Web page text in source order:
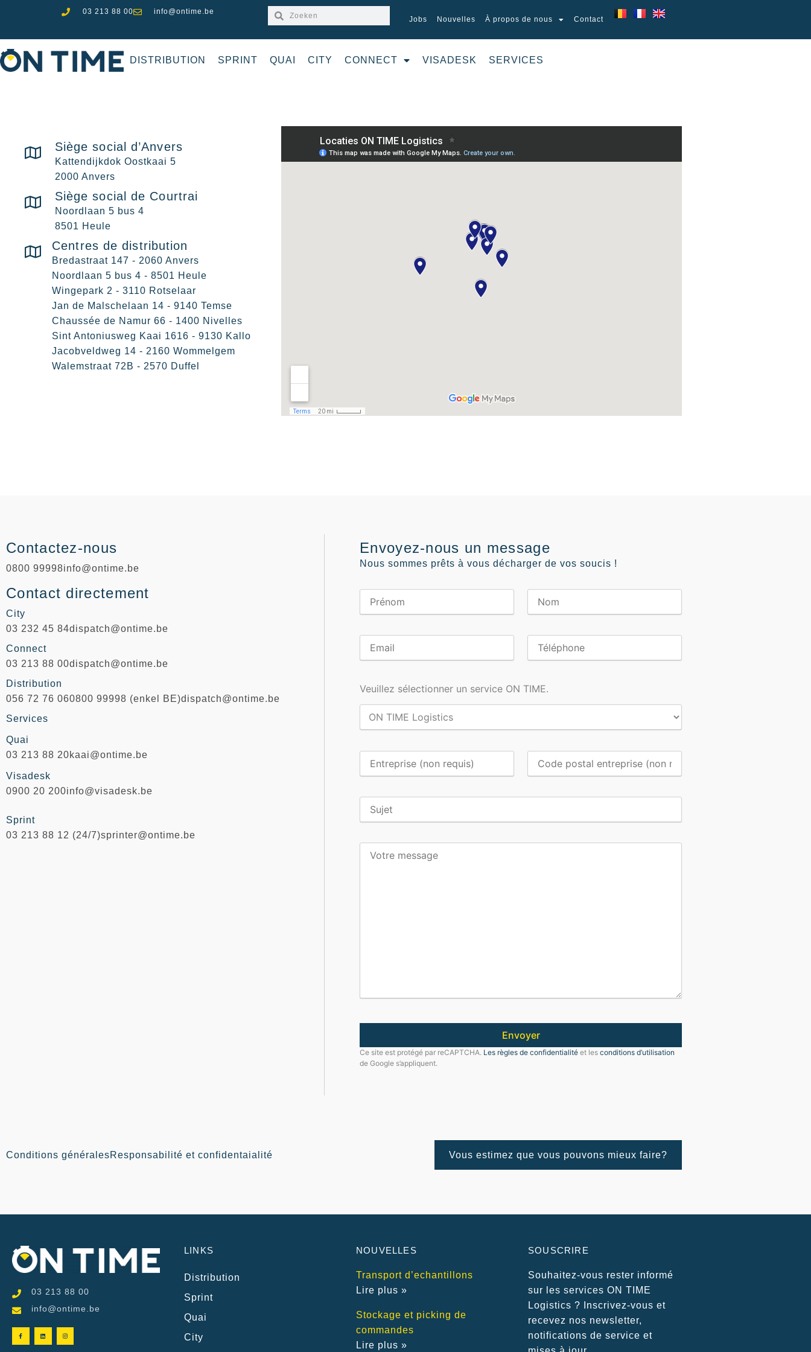
03 213 88 00
info@ontime.be
Jobs
Nouvelles À propos de nous Contact
DISTRIBUTION SPRINT QUAI CITY CONNECT VISADESK SERVICES
Siège social d’Anvers
Kattendijkdok Oostkaai 5
2000 Anvers
Siège social de Courtrai
Noordlaan 5 bus 4
8501 Heule
Centres de distribution
Bredastraat 147 - 2060 Anvers
Noordlaan 5 bus 4 - 8501 Heule
Wingepark 2 - 3110 Rotselaar
Jan de Malschelaan 14 - 9140 Temse
Chaussée de Namur 66 - 1400 Nivelles​
Sint Antoniusweg Kaai 1616 - 9130 Kallo
Jacobveldweg 14 - 2160 Wommelgem
Walemstraat 72B - 2570 Duffel
Contactez-nous
0800 99998info@ontime.be
Contact directement
City
03 232 45 84dispatch@ontime.be
Connect
03 213 88 00dispatch@ontime.be
Distribution​
056 72 76 060800 99998 (enkel BE)dispatch@ontime.be
Services
Quai
03 213 88 20kaai@ontime.be
Visadesk
0900 20 200info@visadesk.be
Sprint
03 213 88 12 (24/7)sprinter@ontime.be
Envoyez-nous un message
Nous sommes prêts à vous décharger de vos soucis !
Veuillez sélectionner un service ON TIME.
Ce site est protégé par reCAPTCHA. Les règles de confidentialité et les conditions d’utilisation
de Google s’appliquent.
Conditions généralesResponsabilité et confidentaialité Vous estimez que vous pouvons mieux faire?
03 213 88 00
info@ontime.be
LINKS
Distribution
Sprint
Quai
City
NOUVELLES
Transport d’echantillons
Lire plus »
Stockage et picking de
commandes
Lire plus »
SOUSCRIRE
Souhaitez-vous rester informé
sur les services ON TIME
Logistics ? Inscrivez-vous et
recevez nos newsletter,
notifications de service et